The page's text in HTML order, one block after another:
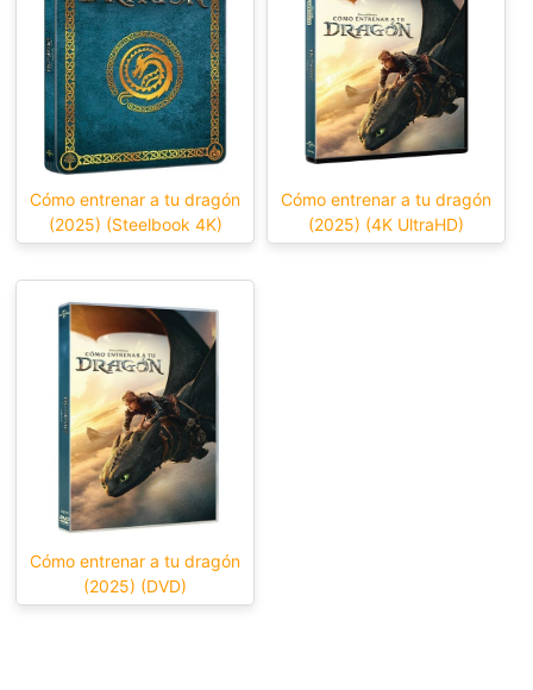
Cómo entrenar a tu dragón
(2025) (Steelbook 4K)
Cómo entrenar a tu dragón
(2025) (4K UltraHD)
Cómo entrenar a tu dragón
(2025) (DVD)